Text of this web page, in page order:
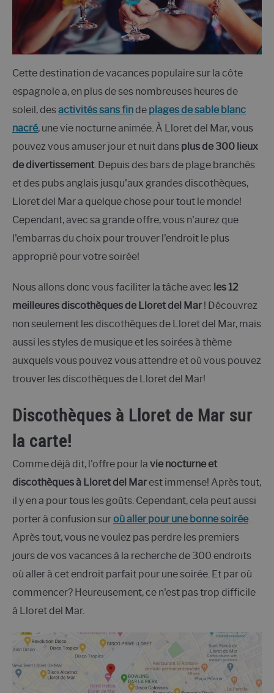
Cette destination de vacances populaire sur la côte
espagnole a, en plus de ses nombreuses heures de
soleil, desactivités sans fin de plages de sable blanc
nacré, une vie nocturne animée. À Lloret del Mar, vous
pouvez vous amuser jour et nuit dans plus de 300 lieux
de divertissement. Depuis des bars de plage branchés
et des pubs anglais jusqu'aux grandes discothèques,
Lloret del Mar a quelque chose pour tout le monde!
Cependant, avec sa grande offre, vous n'aurez que
l'embarras du choix pour trouver l'endroit le plus
approprié pour votre soirée!
Nous allons donc vous faciliter la tâche avec les 12
meilleures discothèques de Lloret del Mar! Découvrez
non seulement les discothèques de Lloret del Mar, mais
aussi les styles de musique et les soirées à thème
auxquels vous pouvez vous attendre et où vous pouvez
trouver les discothèques de Lloret del Mar!
Discothèques à Lloret de Mar sur
la carte!
Comme déjà dit, l'offre pour la vie nocturne et
discothèques à Lloret del Marest immense! Après tout,
il y en a pour tous les goûts. Cependant, cela peut aussi
porter à confusion suroù aller pour une bonne soirée.
Après tout, vous ne voulez pas perdre les premiers
jours de vos vacances à la recherche de 300 endroits
où aller à cet endroit parfait pour une soirée. Et par où
commencer? Heureusement, ce n'est pas trop difficile
à Lloret del Mar.